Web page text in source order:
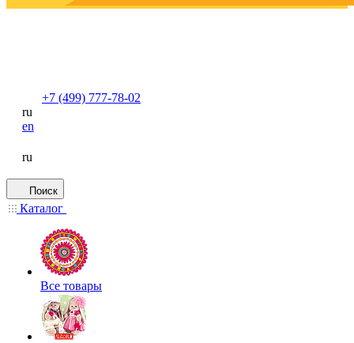
+7 (499) 777-78-02
ru
en
ru
Поиск
Каталог
Все товары